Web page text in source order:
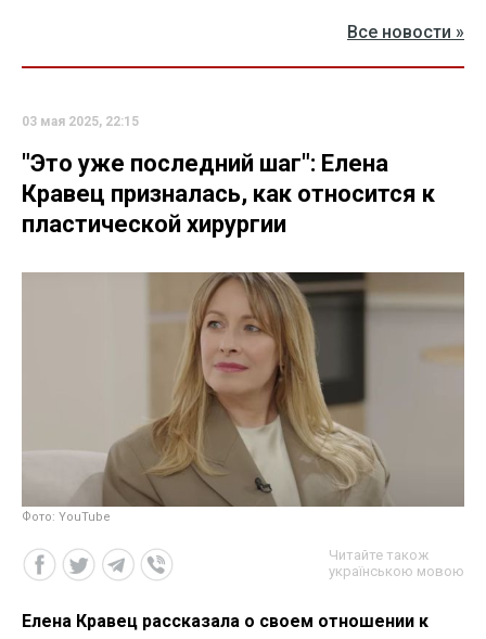
Все новости »
03 мая 2025, 22:15
"Это уже последний шаг": Елена
Кравец призналась, как относится к
пластической хирургии
Фото: YouTube
Читайте також
українською мовою
Елена Кравец рассказала о своем отношении к